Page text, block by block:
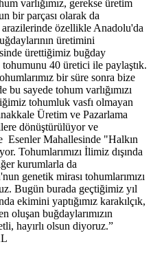
varlığımız, gerekse üretim
bir parçası olarak da
özellikle Anadolu'da
üretimini
ürettiğimiz buğday
40 üretici ile paylaştık.
bir süre sonra bize
sayede tohum varlığımızı
tohumluk vasfı olmayan
Üretim ve Pazarlama
dönüştürülüyor ve
Esenler Mahallesinde "Halkın
Tohumlarımızı İlimiz dışında
kurumlarla da
genetik mirası tohumlarımızı
Bugün burada geçtiğimiz yıl
ekimini yaptığımız karakılçık,
oluşan buğdaylarımızın
hayırlı olsun diyoruz.”